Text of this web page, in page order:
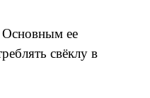
Основным ее
свёклу в